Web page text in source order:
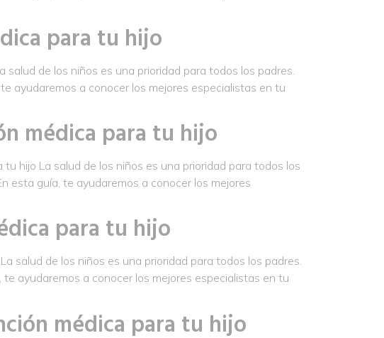
para tu hijo
de los niños es una prioridad para todos los padres.
ayudaremos a conocer los mejores especialistas en tu
médica para tu hijo
hijo La salud de los niños es una prioridad para todos los
esta guía, te ayudaremos a conocer los mejores
para tu hijo
salud de los niños es una prioridad para todos los padres.
ayudaremos a conocer los mejores especialistas en tu
médica para tu hijo